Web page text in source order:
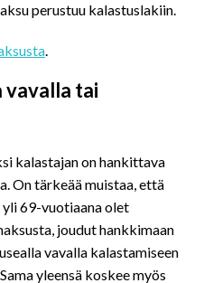
perustuu kalastuslakiin.
.
vavalla tai
kalastajan on hankittava
On tärkeää muistaa, että
69-vuotiaana olet
joudut hankkimaan
vavalla kalastamiseen
yleensä koskee myös